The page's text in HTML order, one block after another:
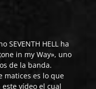
SEVENTH HELL ha
in my Way», uno
de la banda.
matices es lo que
vídeo el cual